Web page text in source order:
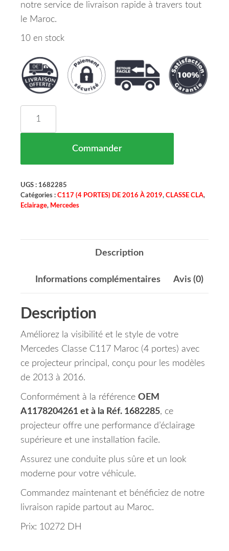
notre service de livraison rapide à travers tout
le Maroc.
10 en stock
Commander
UGS : 1682285
Catégories : C117 (4 PORTES) DE 2016 À 2019, CLASSE CLA,
Eclairage, Mercedes
Description
Informations complémentaires Avis (0)
Description
Améliorez la visibilité et le style de votre
Mercedes Classe C117 Maroc (4 portes) avec
ce projecteur principal, conçu pour les modèles
de 2013 à 2016.
Conformément à la référence OEM
A1178204261 et à la Réf. 1682285, ce
projecteur offre une performance d’éclairage
supérieure et une installation facile.
Assurez une conduite plus sûre et un look
moderne pour votre véhicule.
Commandez maintenant et bénéficiez de notre
livraison rapide partout au Maroc.
Prix: 10272 DH